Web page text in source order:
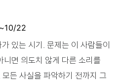
22
있는 시기. 문제는 이 사람들이
니면 의도치 않게 다른 소리를
든 사실을 파악하기 전까지 그